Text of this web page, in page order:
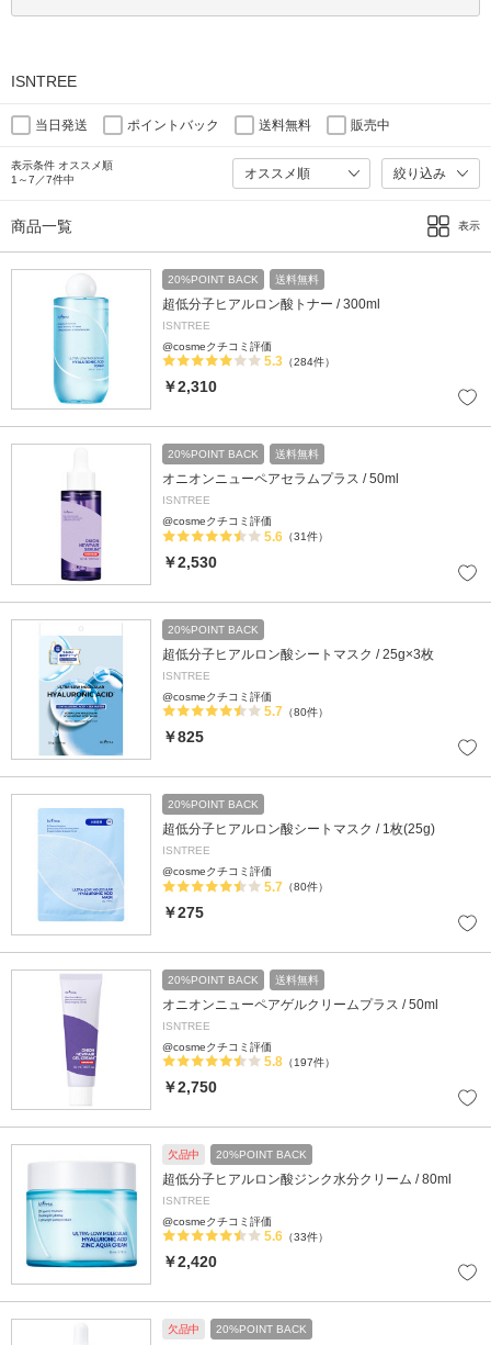
ISNTREE
当日発送 ポイントバック 送料無料 販売中
表示条件 オススメ順
1～7／7件中
絞り込み
商品一覧 表示
20%POINT BACK 送料無料
超低分子ヒアルロン酸トナー / 300ml
ISNTREE
@cosmeクチコミ評価
5.3 （284件）
￥2,310
20%POINT BACK 送料無料
オニオンニューペアセラムプラス / 50ml
ISNTREE
@cosmeクチコミ評価
5.6 （31件）
￥2,530
20%POINT BACK
超低分子ヒアルロン酸シートマスク / 25g×3枚
ISNTREE
@cosmeクチコミ評価
5.7 （80件）
￥825
20%POINT BACK
超低分子ヒアルロン酸シートマスク / 1枚(25g)
ISNTREE
@cosmeクチコミ評価
5.7 （80件）
￥275
20%POINT BACK 送料無料
オニオンニューペアゲルクリームプラス / 50ml
ISNTREE
@cosmeクチコミ評価
5.8 （197件）
￥2,750
欠品中 20%POINT BACK
超低分子ヒアルロン酸ジンク水分クリーム / 80ml
ISNTREE
@cosmeクチコミ評価
5.6 （33件）
￥2,420
欠品中 20%POINT BACK